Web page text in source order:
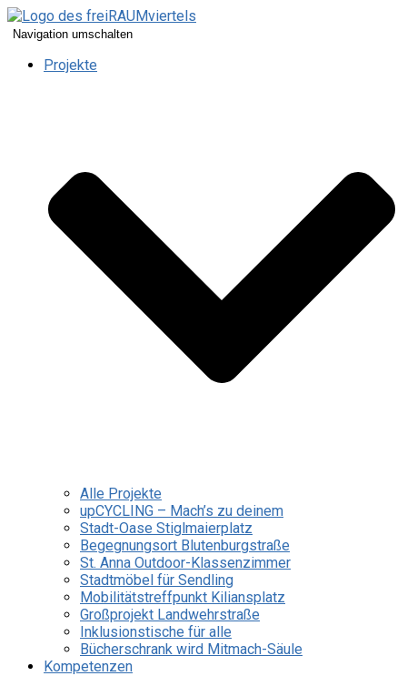
Navigation umschalten
Projekte
Alle Projekte
upCYCLING – Mach’s zu deinem
Stadt-Oase Stiglmaierplatz
Begegnungsort Blutenburgstraße
St. Anna Outdoor-Klassenzimmer
Stadtmöbel für Sendling
Mobilitätstreffpunkt Kiliansplatz
Großprojekt Landwehrstraße
Inklusionstische für alle
Bücherschrank wird Mitmach-Säule
Kompetenzen